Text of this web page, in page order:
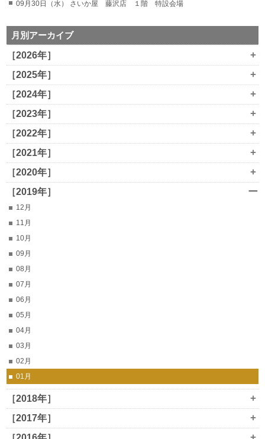
09月30日（水） さいか屋 藤沢店 １階 特設会場
月別アーカイブ
［2026年］
+
［2025年］ +
［2024年］ +
［2023年］ +
［2022年］ +
［2021年］ +
［2020年］ +
［2019年］ ー
12月
11月
10月
09月
08月
07月
06月
05月
04月
03月
02月
01月
［2018年］ +
［2017年］ +